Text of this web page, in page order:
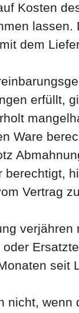
Kosten
lassen.
dem
erfüllt,
Ware
berechtigt,
Vertrag
verjähren
seit
nicht, wenn